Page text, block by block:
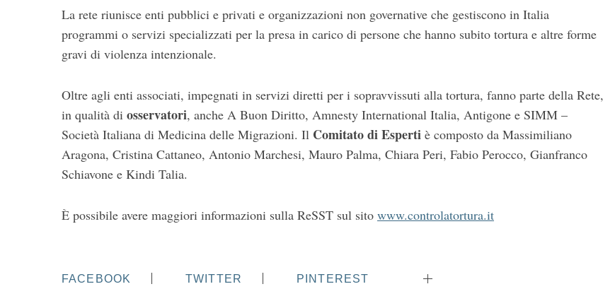
La rete riunisce enti pubblici e privati e organizzazioni non governative che gestiscono in Italia
programmi o servizi specializzati per la presa in carico di persone che hanno subito tortura e altre forme
gravi di violenza intenzionale.
Oltre agli enti associati, impegnati in servizi diretti per i sopravvissuti alla tortura, fanno parte della Rete,
in qualità di osservatori, anche A Buon Diritto, Amnesty International Italia, Antigone e SIMM –
Società Italiana di Medicina delle Migrazioni. Il Comitato di Esperti è composto da Massimiliano
Aragona, Cristina Cattaneo, Antonio Marchesi, Mauro Palma, Chiara Peri, Fabio Perocco, Gianfranco
Schiavone e Kindi Talia.
È possibile avere maggiori informazioni sulla ReSST sul sito www.controlatortura.it
FACEBOOK TWITTER PINTEREST